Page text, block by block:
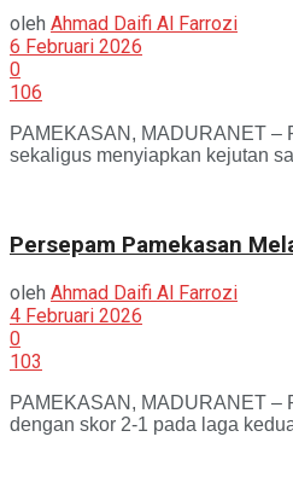
oleh Ahmad Daifi Al Farrozi
6 Februari 2026
0
106
PAMEKASAN, MADURANET –
sekaligus menyiapkan kejutan
Persepam Pamekasan
oleh Ahmad Daifi Al Farrozi
4 Februari 2026
0
103
PAMEKASAN, MADURANET –
dengan skor 2-1 pada laga